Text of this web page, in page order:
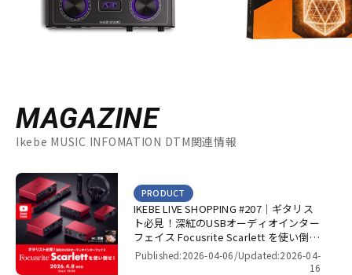
MAGAZINE
Ikebe MUSIC INFOMATION DTM関連情報
IKEBE LIVE SHOPPING #207｜ギタリス
ト必見！深紅のUSBオーディオインター
フェイス Focusrite Scarlett を使い倒
せ！【presented by パワーレック】
PRODUCT
Published:2026-04-06/Updated:2026-04-
16